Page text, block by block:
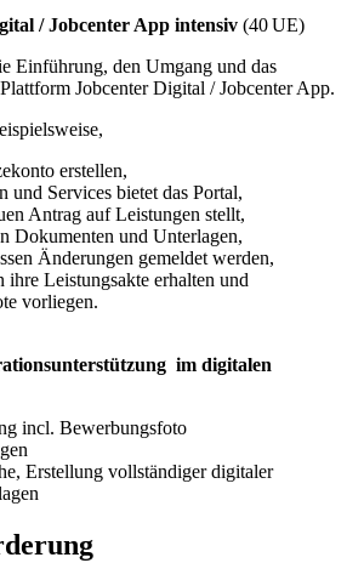
/ Jobcenter App intensiv (40 UE)
Einführung, den Umgang und das
Jobcenter Digital / Jobcenter App.
erstellen,
und Services bietet das Portal,
Antrag auf Leistungen stellt,
Dokumenten und Unterlagen,
Änderungen gemeldet werden,
Leistungsakte erhalten und
vorliegen.
im digitalen
incl. Bewerbungsfoto
Erstellung vollständiger digitaler